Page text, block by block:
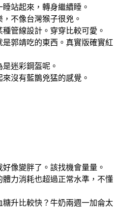
站起來，轉身繼續睡。
不像台灣猴子很兇。
管線設計。穿穿比較可愛。
郭靖吃的東西。真實版確實紅
迷彩鋼盔呢。
沒有藍鵲兇猛的感覺。
像變胖了。該找機會量量。
力消耗也超過正常水準，不懂
升比較快？牛奶兩週一加侖太